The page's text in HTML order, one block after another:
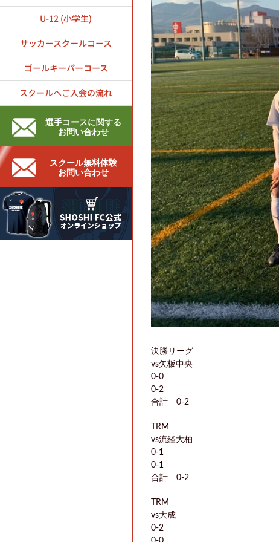
U-12 (小学生)
サッカースクールコース
ゴールキーパーコース
スクールへご入会の流れ
選手コースに関する
お問い合わせ
スクール無料体験
お問い合わせ
決勝リーグ
vs矢板中央
0-0
0-2
合計 0-2
TRM
vs流経大柏
0-1
0-1
合計 0-2
TRM
vs大成
0-2